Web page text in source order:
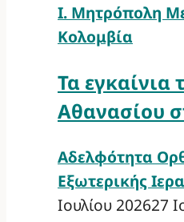
Ι. Μητρόπολη
Κολομβία
Τα εγκαίνια
Αθανασίου
Αδελφότητα
Εξωτερικής
Ιουλίου 202627